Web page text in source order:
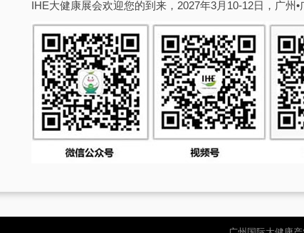
IHE大健康展会欢迎您的到来，2027年3月10-12日，广州